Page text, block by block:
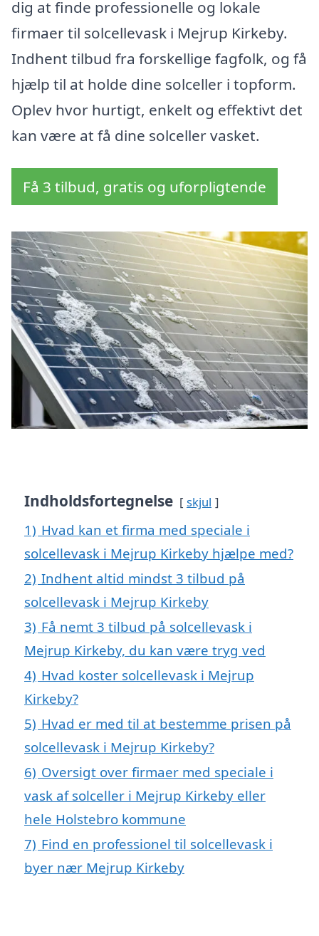
dig at finde professionelle og lokale
firmaer til solcellevask i Mejrup Kirkeby.
Indhent tilbud fra forskellige fagfolk, og få
hjælp til at holde dine solceller i topform.
Oplev hvor hurtigt, enkelt og effektivt det
kan være at få dine solceller vasket.
Få 3 tilbud, gratis og uforpligtende
Indholdsfortegnelse skjul
1) Hvad kan et firma med speciale i
solcellevask i Mejrup Kirkeby hjælpe med?
2) Indhent altid mindst 3 tilbud på
solcellevask i Mejrup Kirkeby
3) Få nemt 3 tilbud på solcellevask i
Mejrup Kirkeby, du kan være tryg ved
4) Hvad koster solcellevask i Mejrup
Kirkeby?
5) Hvad er med til at bestemme prisen på
solcellevask i Mejrup Kirkeby?
6) Oversigt over firmaer med speciale i
vask af solceller i Mejrup Kirkeby eller
hele Holstebro kommune
7) Find en professionel til solcellevask i
byer nær Mejrup Kirkeby